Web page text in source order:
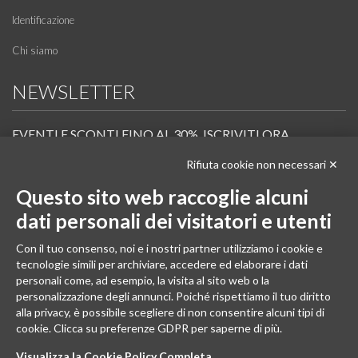
Identificazione
Chi siamo
NEWSLETTER
EVENTI E SCONTI FINO AL 30%. ISCRIVITI ORA.
Scopri in anteprima i nuovi prodotti, le promozioni riservate ai professionisti e resta
Iscrivi alla Newsletter
SEGUICI
Rifiuta cookie non necessari ✕
Questo sito web raccoglie alcuni
dati personali dei visitatori e utenti
Con il tuo consenso, noi e i nostri partner utilizziamo i cookie e
tecnologie simili per archiviare, accedere ed elaborare i dati
personali come, ad esempio, la visita al sito web o la
personalizzazione degli annunci. Poiché rispettiamo il tuo diritto
alla privacy, è possibile scegliere di non consentire alcuni tipi di
cookie. Clicca su preferenze GDPR per saperne di più.